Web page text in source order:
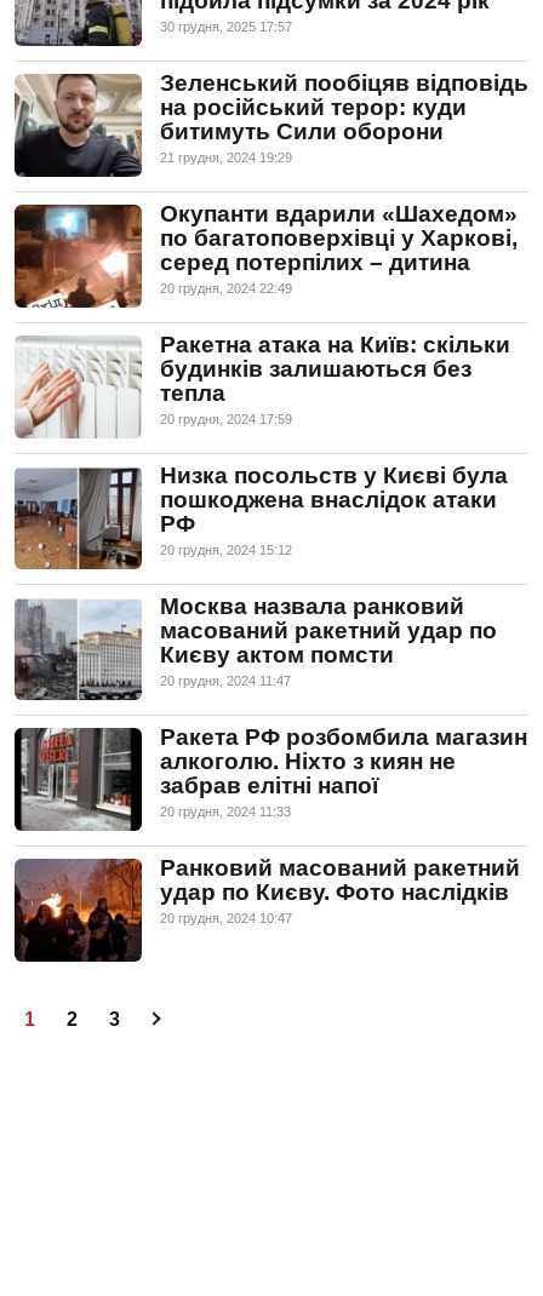
30 грудня, 2025 17:57
Зеленський пообіцяв відповідь
на російський терор: куди
битимуть Сили оборони
21 грудня, 2024 19:29
Окупанти вдарили «Шахедом»
по багатоповерхівці у Харкові,
серед потерпілих – дитина
20 грудня, 2024 22:49
Ракетна атака на Київ: скільки
будинків залишаються без
тепла
20 грудня, 2024 17:59
Низка посольств у Києві була
пошкоджена внаслідок атаки
РФ
20 грудня, 2024 15:12
Москва назвала ранковий
масований ракетний удар по
Києву актом помсти
20 грудня, 2024 11:47
Ракета РФ розбомбила магазин
алкоголю. Ніхто з киян не
забрав елітні напої
20 грудня, 2024 11:33
Ранковий масований ракетний
удар по Києву. Фото наслідків
20 грудня, 2024 10:47
1 2 3